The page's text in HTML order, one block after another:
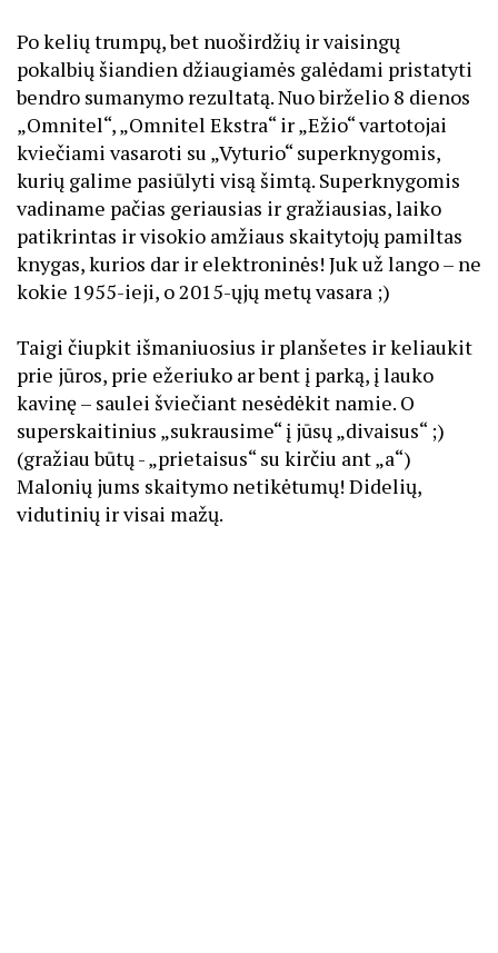
Po kelių trumpų, bet nuoširdžių ir vaisingų
pokalbių šiandien džiaugiamės galėdami pristatyti
bendro sumanymo rezultatą. Nuo birželio 8 dienos
„Omnitel“, „Omnitel Ekstra“ ir „Ežio“ vartotojai
kviečiami vasaroti su „Vyturio“ superknygomis,
kurių galime pasiūlyti visą šimtą. Superknygomis
vadiname pačias geriausias ir gražiausias, laiko
patikrintas ir visokio amžiaus skaitytojų pamiltas
knygas, kurios dar ir elektroninės! Juk už lango – ne
kokie 1955-ieji, o 2015-ųjų metų vasara ;)
Taigi čiupkit išmaniuosius ir planšetes ir keliaukit
prie jūros, prie ežeriuko ar bent į parką, į lauko
kavinę – saulei šviečiant nesėdėkit namie. O
superskaitinius „sukrausime“ į jūsų „divaisus“ ;)
(gražiau būtų -„prietaisus“ su kirčiu ant„a“)
Malonių jums skaitymo netikėtumų! Didelių,
vidutinių ir visai mažų.